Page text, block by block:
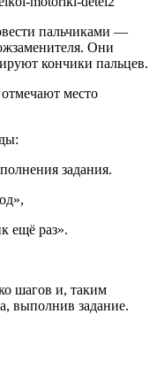
пальчиками —
Они
кончики пальцев.
место
задания.
ещё раз».
шагов и, таким
выполнив задание.